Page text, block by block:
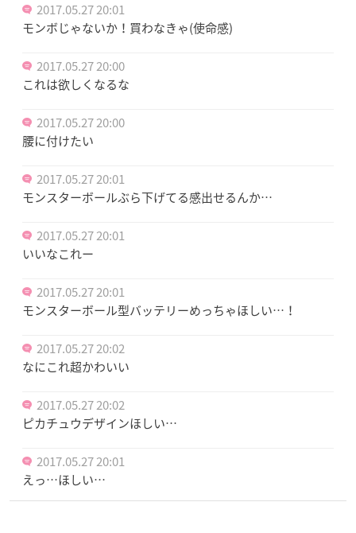
2017.05.27 20:01
モンボじゃないか！買わなきゃ(使命感)
2017.05.27 20:00
これは欲しくなるな
2017.05.27 20:00
腰に付けたい
2017.05.27 20:01
モンスターボールぶら下げてる感出せるんか…
2017.05.27 20:01
いいなこれー
2017.05.27 20:01
モンスターボール型バッテリーめっちゃほしい…！
2017.05.27 20:02
なにこれ超かわいい
2017.05.27 20:02
ピカチュウデザインほしい…
2017.05.27 20:01
えっ…ほしい…